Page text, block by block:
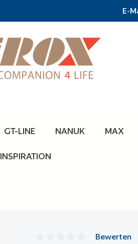
E-
GT-LINE NANUK MAX
INSPIRATION
Bewerten